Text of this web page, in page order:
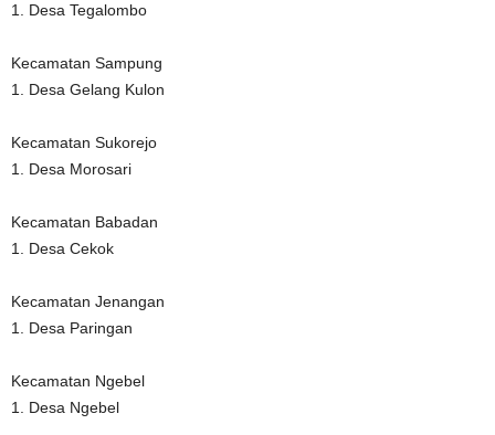
1. Desa Tegalombo
Kecamatan Sampung
1. Desa Gelang Kulon
Kecamatan Sukorejo
1. Desa Morosari
Kecamatan Babadan
1. Desa Cekok
Kecamatan Jenangan
1. Desa Paringan
Kecamatan Ngebel
1. Desa Ngebel